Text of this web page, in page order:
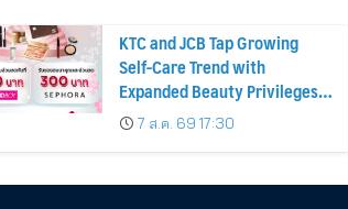
KTC and JCB Tap Growing
Self-Care Trend with
Expanded Beauty Privileges
Number of KTC JCB
Cardmembers Spending on
7 ส.ค. 69 17:30